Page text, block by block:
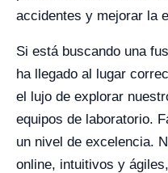
accidentes y mejorar la
Si está buscando una
ha llegado al lugar
el lujo de explorar
equipos de laboratorio.
un nivel de excelencia.
online, intuitivos y